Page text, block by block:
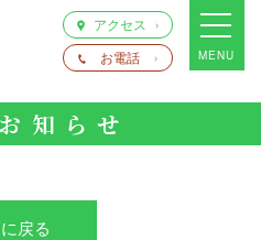
アクセス
お電話
MENU
知らせ
戻る